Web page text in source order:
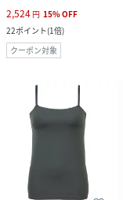
2,524 円 15%OFF
22ポイント(1倍)
クーポン対象